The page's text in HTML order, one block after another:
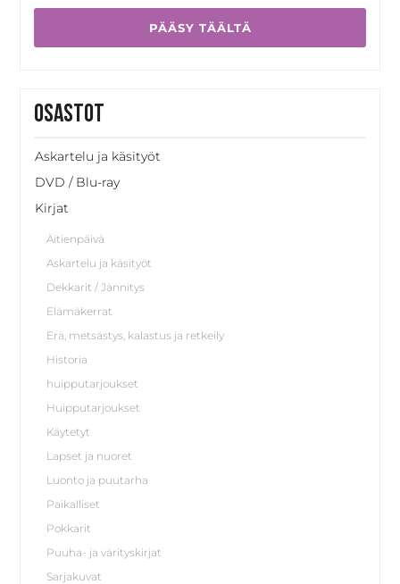
PÄÄSY TÄÄLTÄ
Osastot
Askartelu ja käsityöt
DVD / Blu-ray
Kirjat
Äitienpäivä
Askartelu ja käsityöt
Dekkarit / Jännitys
Elämäkerrat
Erä, metsästys, kalastus ja retkeily
Historia
huipputarjoukset
Huipputarjoukset
Käytetyt
Lapset ja nuoret
Luonto ja puutarha
Paikalliset
Pokkarit
Puuha- ja värityskirjat
Sarjakuvat